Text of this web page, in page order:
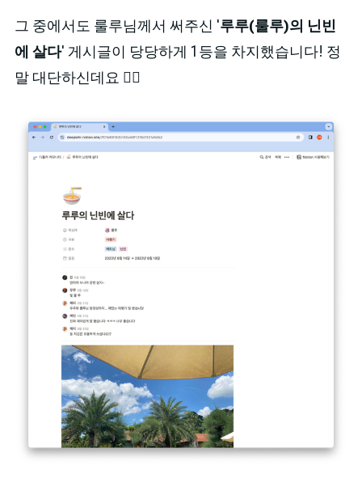
그 중에서도 룰루님께서 써주신 '루루(룰루)의 닌빈
에 살다' 게시글이 당당하게 1등을 차지했습니다! 정
말 대단하신데요 👍🏻